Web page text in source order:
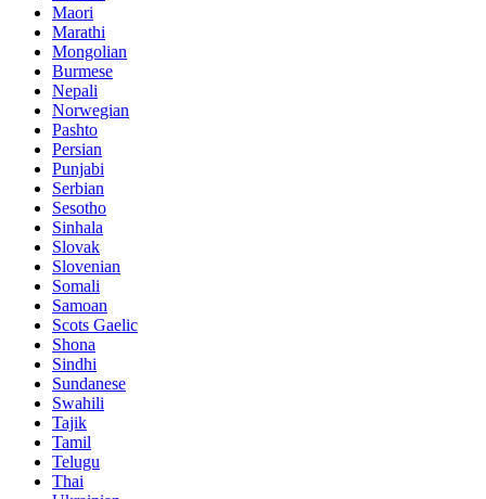
Maori
Marathi
Mongolian
Burmese
Nepali
Norwegian
Pashto
Persian
Punjabi
Serbian
Sesotho
Sinhala
Slovak
Slovenian
Somali
Samoan
Scots Gaelic
Shona
Sindhi
Sundanese
Swahili
Tajik
Tamil
Telugu
Thai